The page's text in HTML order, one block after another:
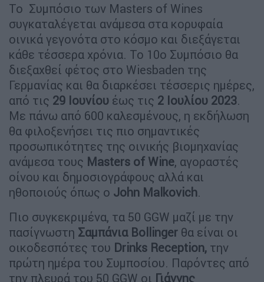
Το Συμπόσιο των Masters of Wines
συγκαταλέγεται ανάμεσα στα κορυφαία
οινικά γεγονότα στο κόσμο και διεξάγεται
κάθε τέσσερα χρόνια. Το 10ο Συμπόσιο θα
διεξαχθεί φέτος στο Wiesbaden της
Γερμανίας και θα διαρκέσει τέσσερις ημέρες,
από τις 29 Ιουνίου έως τις 2 Ιουλίου 2023.
Με πάνω από 600 καλεσμένους, η εκδήλωση
θα φιλοξενήσει τις πιο σημαντικές
προσωπικότητες της οινικής βιομηχανίας
ανάμεσα τους Masters of Wine, αγοραστές
οίνου και δημοσιογράφους αλλά και
ηθοποιούς όπως ο John Malkovich.
Πιο συγκεκριμένα, τα 50 GGW μαζί με την
πασίγνωστη Σαμπάνια Bollinger θα είναι οι
οικοδεσπότες του Drinks Reception, την
πρώτη ημέρα του Συμποσίου. Παρόντες από
την πλευρά του 50 GGW οι Γιάννης